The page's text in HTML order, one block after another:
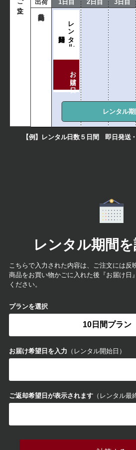
出荷 1日目 2日目 3日目
レンタル
お届け日
レンタル期
【例】レンタル日数５日間 即日発送
レンタル期間
こちらで入力された内容は、ご注文には反
商品をお買い物かごに入れた後『お届け日
ください。
プランを選択
お届け希望日を入力 （レンタル開始日）
ご返却希望日が表示されます（レンタル最